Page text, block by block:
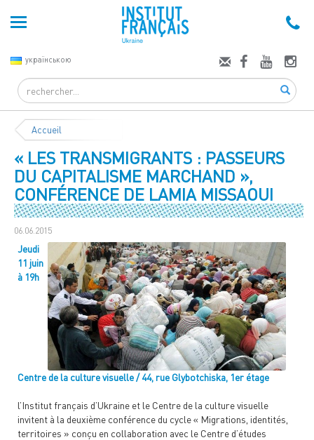
українською
Search
Accueil
« LES TRANSMIGRANTS : PASSEURS
DU CAPITALISME MARCHAND »,
CONFÉRENCE DE LAMIA MISSAOUI
06.06.2015
Jeudi
11 juin
à 19h
Centre de la culture visuelle / 44, rue Glybotchiska, 1er étage
l’Institut français d’Ukraine et le Centre de la culture visuelle
invitent à la deuxième conférence du cycle « Migrations, identités,
territoires » conçu en collaboration avec le Centre d’études